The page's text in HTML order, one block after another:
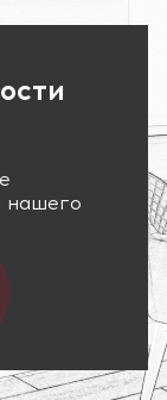
нашего